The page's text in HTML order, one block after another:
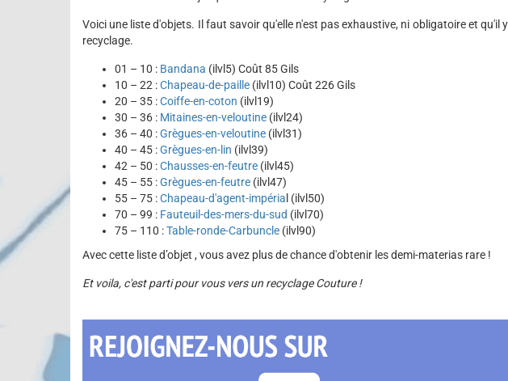
Voici une liste d'objets. Il faut savoir qu'elle n'est pas exhaustive, ni obligatoire et qu'il
recyclage.
01 – 10 : Bandana (ilvl5) Coût 85 Gils
10 – 22 :Chapeau-de-paille (ilvl10) Coût 226 Gils
20 – 35 :Coiffe-en-coton (ilvl19)
30 – 36 : Mitaines-en-veloutine (ilvl24)
36 – 40 :Grègues-en-veloutine (ilvl31)
40 – 45 :Grègues-en-lin (ilvl39)
42 – 50 :Chausses-en-feutre (ilvl45)
45 – 55 :Grègues-en-feutre (ilvl47)
55 – 75 :Chapeau-d'agent-impéria l (ilvl50)
70 – 99 : Fauteuil-des-mers-du-sud (ilvl70)
75 – 110 :Table-ronde-Carbuncle (ilvl90)
Avec cette liste d’objet , vous avez plus de chance d'obtenir les demi-materias rare !
Et voila, c'est parti pour vous vers un recyclage Couture !